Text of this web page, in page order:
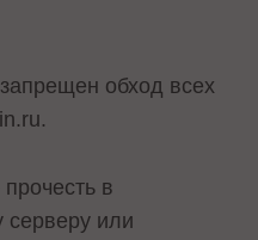
обход всех
в
серверу или